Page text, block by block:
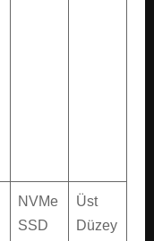
NVMe
SSD
Üst
Düzey